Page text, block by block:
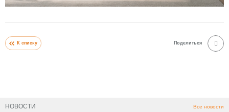
НОВОСТИ Все новости
К списку Поделиться